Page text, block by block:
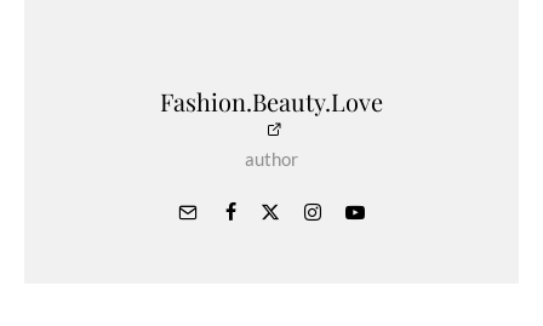
Fashion.Beauty.Love
author